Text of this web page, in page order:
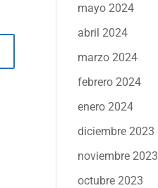
mayo 2024
abril 2024
marzo 2024
febrero 2024
enero 2024
diciembre 2023
noviembre 2023
octubre 2023